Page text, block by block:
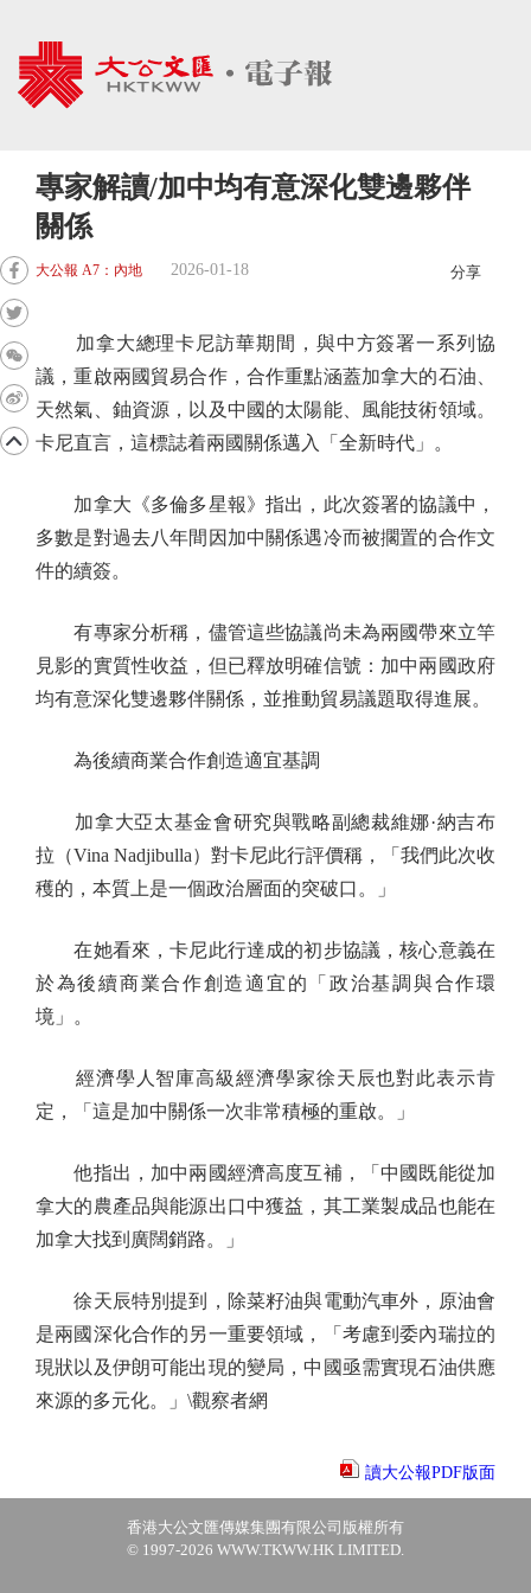
專家解讀/加中均有意深化雙邊夥伴
關係
大公報 A7：內地 2026-01-18 分享
加拿大總理卡尼訪華期間，與中方簽署一系列協
議，重啟兩國貿易合作，合作重點涵蓋加拿大的石油、
天然氣、鈾資源，以及中國的太陽能、風能技術領域。
卡尼直言，這標誌着兩國關係邁入「全新時代」。
加拿大《多倫多星報》指出，此次簽署的協議中，
多數是對過去八年間因加中關係遇冷而被擱置的合作文
件的續簽。
有專家分析稱，儘管這些協議尚未為兩國帶來立竿
見影的實質性收益，但已釋放明確信號：加中兩國政府
均有意深化雙邊夥伴關係，並推動貿易議題取得進展。
為後續商業合作創造適宜基調
加拿大亞太基金會研究與戰略副總裁維娜·納吉布
拉（Vina Nadjibulla）對卡尼此行評價稱，「我們此次收
穫的，本質上是一個政治層面的突破口。」
在她看來，卡尼此行達成的初步協議，核心意義在
於為後續商業合作創造適宜的「政治基調與合作環
境」。
經濟學人智庫高級經濟學家徐天辰也對此表示肯
定，「這是加中關係一次非常積極的重啟。」
他指出，加中兩國經濟高度互補，「中國既能從加
拿大的農產品與能源出口中獲益，其工業製成品也能在
加拿大找到廣闊銷路。」
徐天辰特別提到，除菜籽油與電動汽車外，原油會
是兩國深化合作的另一重要領域，「考慮到委內瑞拉的
現狀以及伊朗可能出現的變局，中國亟需實現石油供應
來源的多元化。」\觀察者網
讀大公報PDF版面
香港大公文匯傳媒集團有限公司版權所有
© 1997-2026 WWW.TKWW.HK LIMITED.